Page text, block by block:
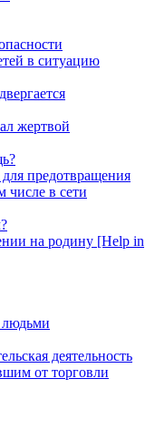
в ситуацию
жертвой
предотвращения
числе в сети
на родину [Help in
людьми
деятельность
от торговли